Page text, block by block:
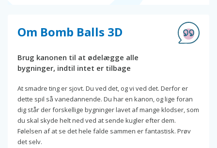
Om Bomb Balls 3D
Brug kanonen til at ødelægge alle
bygninger, indtil intet er tilbage
At smadre ting er sjovt. Du ved det, og vi ved det. Derfor er
dette spil så vanedannende. Du har en kanon, og lige foran
dig står der forskellige bygninger lavet af mange klodser, som
du skal skyde helt ned ved at sende kugler efter dem.
Følelsen af at se det hele falde sammen er fantastisk. Prøv
det selv.